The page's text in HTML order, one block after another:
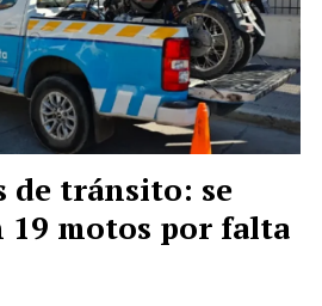
de tránsito: se
19 motos por falta